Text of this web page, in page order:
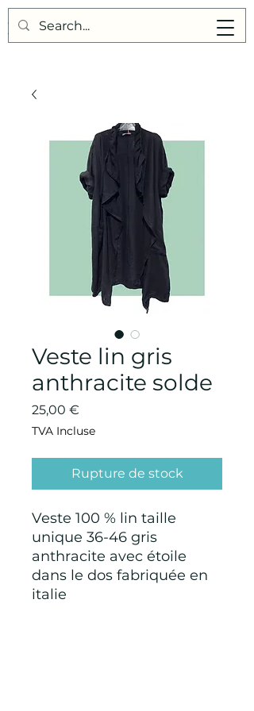
Points de Suture
Veste lin gris
anthracite solde
25,00 €
TVA Incluse
Rupture de stock
Veste 100 % lin taille
unique 36-46 gris
anthracite avec étoile
dans le dos fabriquée en
italie